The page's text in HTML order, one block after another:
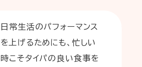
日常生活のパフォーマンス
を上げるためにも、忙しい
時こそタイパの良い食事を